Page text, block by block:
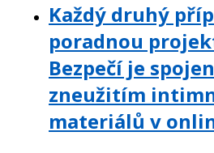
Každý druhý
poradnou
Bezpečí je
zneužitím
materiálů v